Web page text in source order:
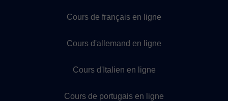
Cours de français en ligne
Cours d'allemand en ligne
Cours d'Italien en ligne
Cours de portugais en ligne